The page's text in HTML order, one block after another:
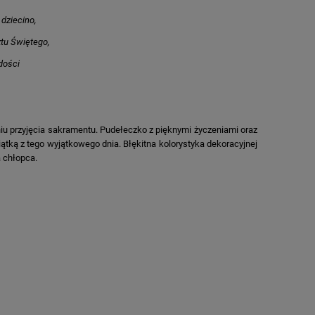
Świętego,
przyjęcia sakramentu. Pudełeczko z pięknymi życzeniami oraz
z tego wyjątkowego dnia. Błękitna kolorystyka dekoracyjnej